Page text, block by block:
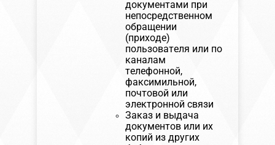
документами при
непосредственном
обращении
(приходе)
пользователя или по
каналам
телефонной,
факсимильной,
почтовой или
электронной связи
Заказ и выдача
документов или их
копий из других